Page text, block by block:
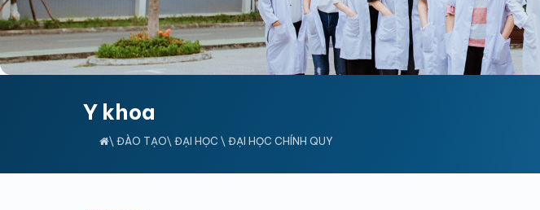
Y khoa
\ ĐÀO TẠO\ ĐẠI HỌC \ ĐẠI HỌC CHÍNH QUY